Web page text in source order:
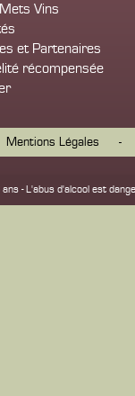
Vins
et Partenaires
récompensée
Mentions Légales -
- L'abus d'alcool est